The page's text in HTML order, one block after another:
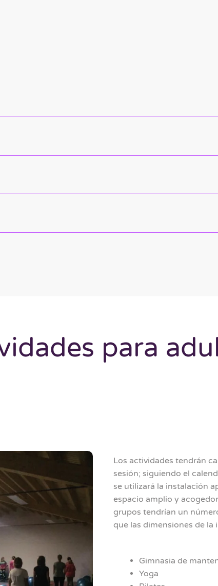
para
Los actividades tendrán
sesión; siguiendo el
se utilizará la instalación
espacio amplio y
grupos tendrían un
que las dimensiones de
Gimnasia de
Yoga